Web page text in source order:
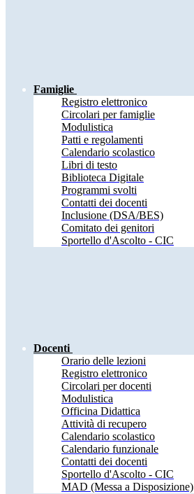
Famiglie
Registro elettronico
Circolari per famiglie
Modulistica
Patti e regolamenti
Calendario scolastico
Libri di testo
Biblioteca Digitale
Programmi svolti
Contatti dei docenti
Inclusione (DSA/BES)
Comitato dei genitori
Sportello d'Ascolto - CIC
Docenti
Orario delle lezioni
Registro elettronico
Circolari per docenti
Modulistica
Officina Didattica
Attività di recupero
Calendario scolastico
Calendario funzionale
Contatti dei docenti
Sportello d'Ascolto - CIC
MAD (Messa a Disposizione)